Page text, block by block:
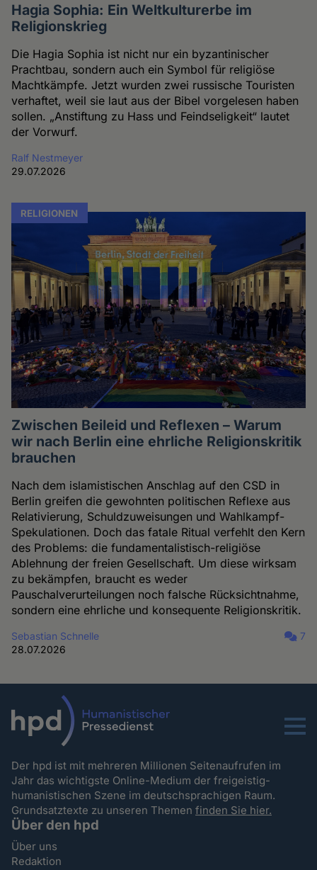
Hagia Sophia: Ein Weltkulturerbe im
Religionskrieg
Die Hagia Sophia ist nicht nur ein byzantinischer
Prachtbau, sondern auch ein Symbol für religiöse
Machtkämpfe. Jetzt wurden zwei russische Touristen
verhaftet, weil sie laut aus der Bibel vorgelesen haben
sollen. „Anstiftung zu Hass und Feindseligkeit“ lautet
der Vorwurf.
Ralf Nestmeyer
29.07.2026
RELIGIONEN
Zwischen Beileid und Reflexen – Warum
wir nach Berlin eine ehrliche Religionskritik
brauchen
Nach dem islamistischen Anschlag auf den CSD in
Berlin greifen die gewohnten politischen Reflexe aus
Relativierung, Schuldzuweisungen und Wahlkampf-
Spekulationen. Doch das fatale Ritual verfehlt den Kern
des Problems: die fundamentalistisch-religiöse
Ablehnung der freien Gesellschaft. Um diese wirksam
zu bekämpfen, braucht es weder
Pauschalverurteilungen noch falsche Rücksichtnahme,
sondern eine ehrliche und konsequente Religionskritik.
Sebastian Schnelle
28.07.2026
7
Menu
Der hpd ist mit mehreren Millionen Seitenaufrufen im
Jahr das wichtigste Online-Medium der freigeistig-
humanistischen Szene im deutschsprachigen Raum.
Grundsatztexte zu unseren Themenfinden Sie hier.
Über den hpd
Über uns
Redaktion